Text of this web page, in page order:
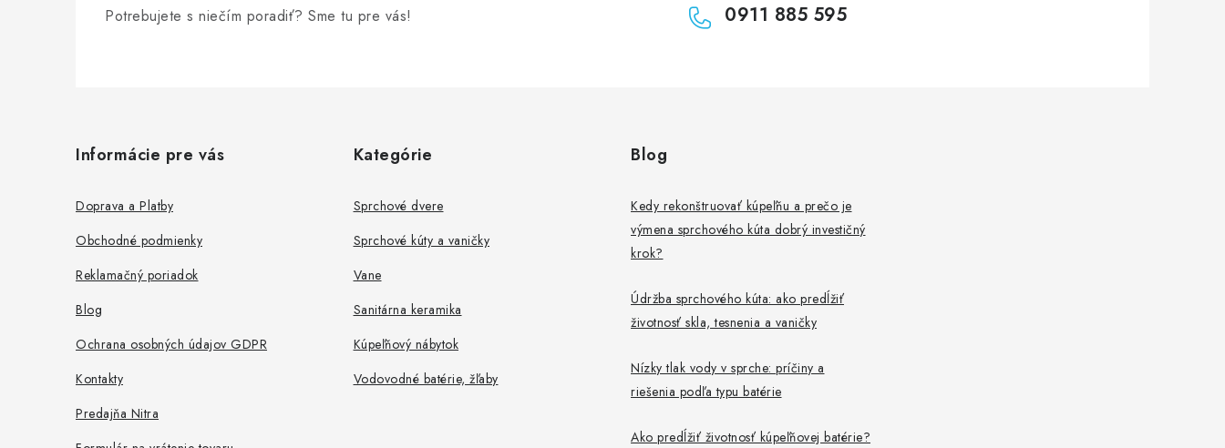
Potrebujete s niečím poradiť? Sme tu pre vás!
0911 885 595
Informácie pre vás
Doprava a Platby
Obchodné podmienky
Reklamačný poriadok
Blog
Ochrana osobných údajov GDPR
Kontakty
Predajňa Nitra
Kategórie
Sprchové dvere
Sprchové kúty a vaničky
Vane
Sanitárna keramika
Kúpeľňový nábytok
Vodovodné batérie, žľaby
Blog
Kedy rekonštruovať kúpeľňu a prečo je
výmena sprchového kúta dobrý investičný
krok?
Údržba sprchového kúta: ako predĺžiť
životnosť skla, tesnenia a vaničky
Nízky tlak vody v sprche: príčiny a
riešenia podľa typu batérie
Ako predĺžiť životnosť kúpeľňovej batérie?